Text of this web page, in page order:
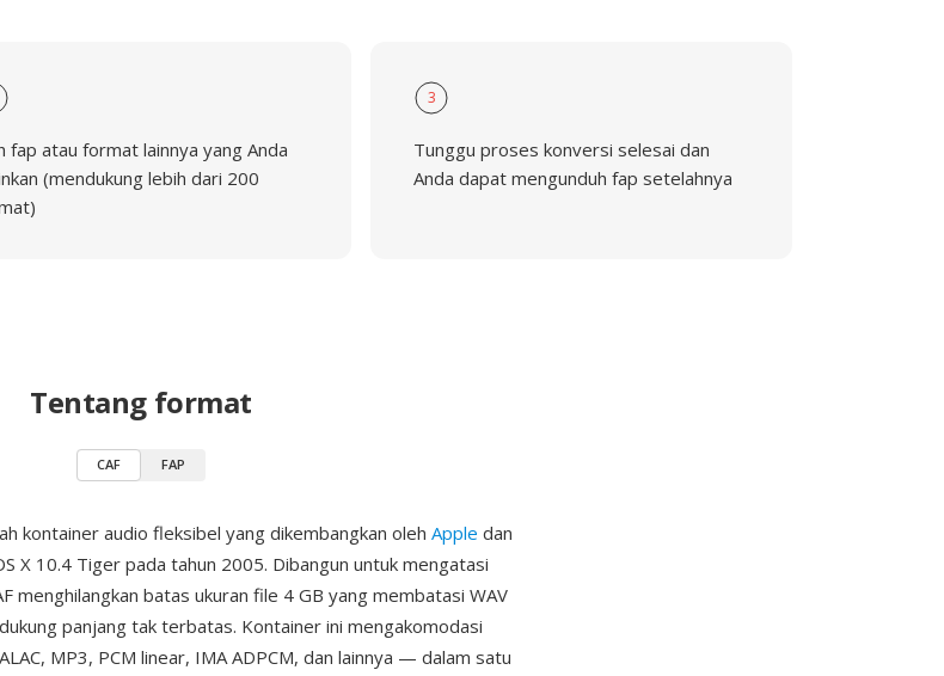
fap atau format lainnya yang Anda
(mendukung lebih dari 200
3
Tunggu proses konversi selesai dan
Anda dapat mengunduh fap setelahnya
Tentang format
CAF FAP
kontainer audio fleksibel yang dikembangkan oleh Apple dan
X 10.4 Tiger pada tahun 2005. Dibangun untuk mengatasi
menghilangkan batas ukuran file 4 GB yang membatasi WAV
panjang tak terbatas. Kontainer ini mengakomodasi
MP3, PCM linear, IMA ADPCM, dan lainnya — dalam satu